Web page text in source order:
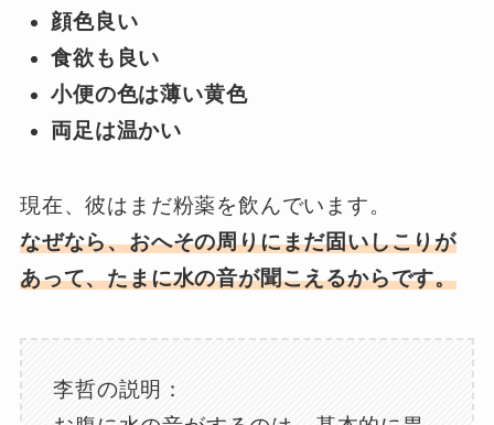
顔色良い
食欲も良い
小便の色は薄い黄色
両足は温かい
現在、彼はまだ粉薬を飲んでいます。
なぜなら、おへその周りにまだ固いしこりが
あって、たまに水の音が聞こえるからです。
李哲の説明：